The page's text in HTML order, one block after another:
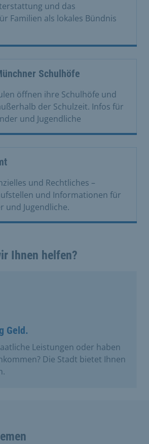
und das
Familien als lokales Bündnis
Schulhöfe
öffnen ihre Schulhöfe und
der Schulzeit. Infos für
und Jugendliche
und Rechtliches –
und Informationen für
und Jugendliche.
Ihnen helfen?
Geld.
Leistungen oder haben
Die Stadt bietet Ihnen